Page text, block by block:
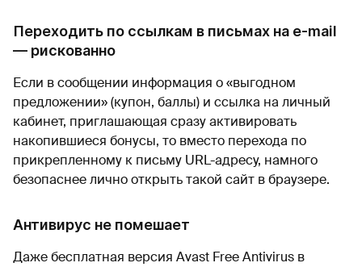
Переходить по ссылкам в письмах на e-mail
— рискованно
Если в сообщении информация о «выгодном
предложении» (купон, баллы) и ссылка на личный
кабинет, приглашающая сразу активировать
накопившиеся бонусы, то вместо перехода по
прикрепленному к письму URL-адресу, намного
безопаснее лично открыть такой сайт в браузере.
Антивирус не помешает
Даже бесплатная версия Avast Free Antivirus в